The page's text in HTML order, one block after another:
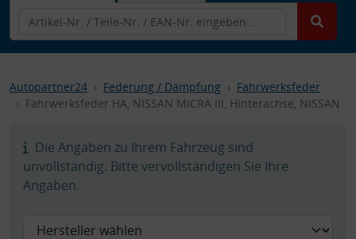
Autopartner24 Federung / Dämpfung
Fahrwerksfeder
Fahrwerksfeder HA, NISSAN MICRA III, Hinterachse, NISSAN
Die Angaben zu Ihrem Fahrzeug sind
unvollständig. Bitte vervollständigen Sie Ihre
Angaben.